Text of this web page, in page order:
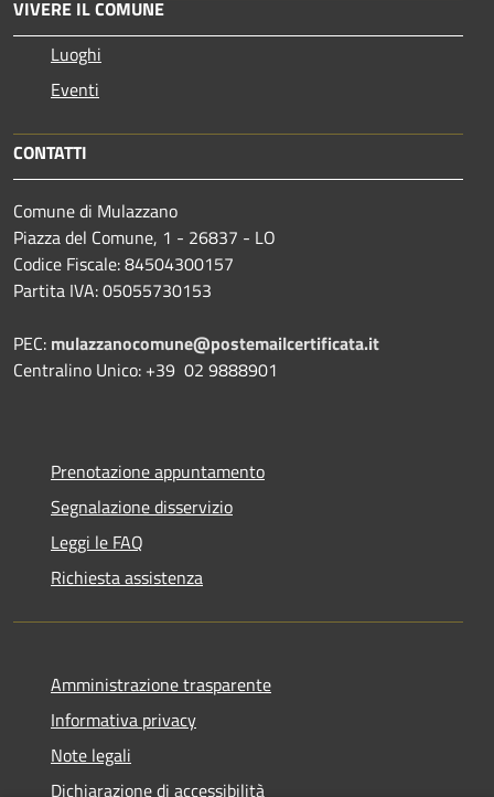
VIVERE IL COMUNE
Luoghi
Eventi
CONTATTI
Comune di Mulazzano
Piazza del Comune, 1 - 26837 - LO
Codice Fiscale: 84504300157
Partita IVA: 05055730153
PEC: mulazzanocomune@postemailcertificata.it
Centralino Unico: +39 02 9888901
Prenotazione appuntamento
Segnalazione disservizio
Leggi le FAQ
Richiesta assistenza
Amministrazione trasparente
Informativa privacy
Note legali
Dichiarazione di accessibilità